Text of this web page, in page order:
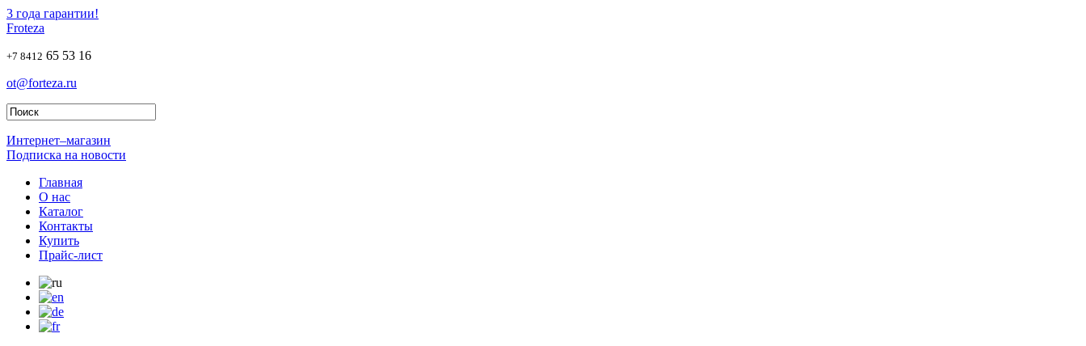
3 года гарантии!
Froteza
+7 8412 65 53 16
ot@forteza.ru
Интернет–магазин
Подписка на новости
Главная
О нас
Каталог
Контакты
Купить
Прайс-лист